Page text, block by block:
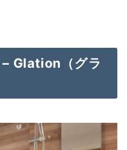
Glation（グラ